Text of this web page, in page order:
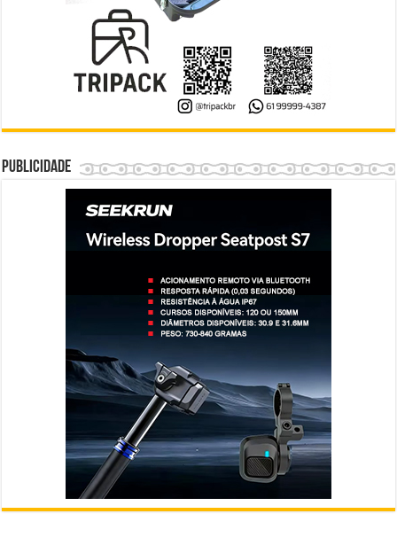
Publicidade